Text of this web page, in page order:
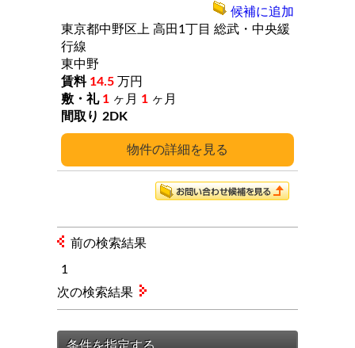
詳細
東京都中野区上 高田1丁目 総武・中央緩
行線
東中野
14.5 万円
1 ヶ月 1 ヶ月
2DK
候補に追加
前の検索結果
1